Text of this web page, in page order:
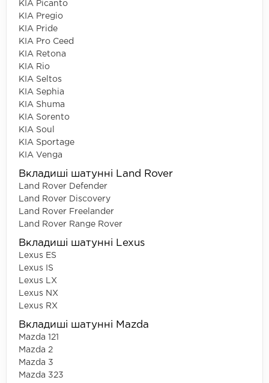
KIA Picanto
KIA Pregio
KIA Pride
KIA Pro Ceed
KIA Retona
KIA Rio
KIA Seltos
KIA Sephia
KIA Shuma
KIA Sorento
KIA Soul
KIA Sportage
KIA Venga
Вкладиші шатунні Land Rover
Land Rover Defender
Land Rover Discovery
Land Rover Freelander
Land Rover Range Rover
Вкладиші шатунні Lexus
Lexus ES
Lexus IS
Lexus LX
Lexus NX
Lexus RX
Вкладиші шатунні Mazda
Mazda 121
Mazda 2
Mazda 3
Mazda 323